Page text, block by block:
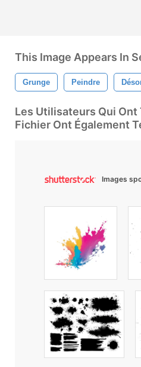
This Image Appears In
Grunge Peindre
Les Utilisateurs Qui Ont
Fichier Ont Également
Images